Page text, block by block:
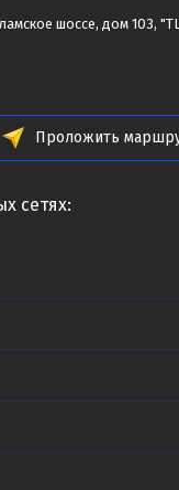
шоссе, дом 103,
Проложить
сетях: